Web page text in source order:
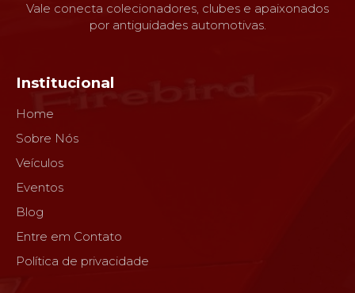
Vale conecta colecionadores, clubes e apaixonados
por antiguidades automotivas.
Institucional
Home
Sobre Nós
Veículos
Eventos
Blog
Entre em Contato
Política de privacidade